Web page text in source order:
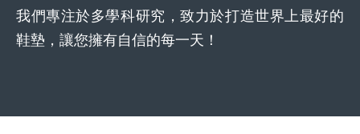
我們專注於多學科研究，致力於打造世界上最好的
鞋墊，讓您擁有自信的每一天！